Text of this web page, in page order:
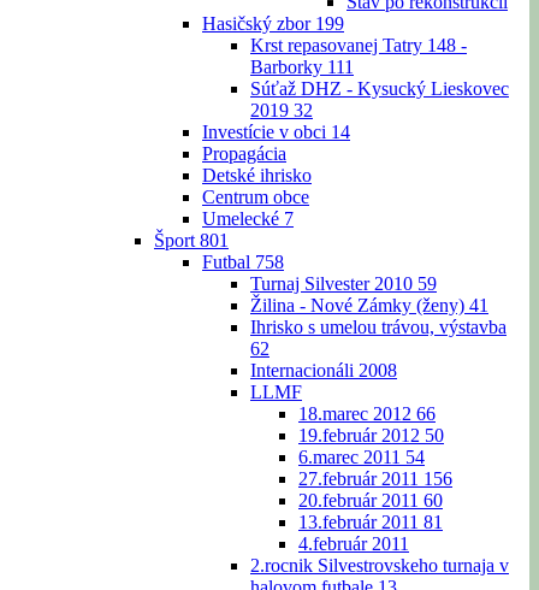
Hasičský zbor 199
Krst repasovanej Tatry 148 -
Barborky 111
Súťaž DHZ - Kysucký Lieskovec
2019 32
Investície v obci 14
Propagácia
Detské ihrisko
Centrum obce
Umelecké 7
Šport 801
Futbal 758
Turnaj Silvester 2010 59
Žilina - Nové Zámky (ženy) 41
Ihrisko s umelou trávou, výstavba
62
Internacionáli 2008
LLMF
18.marec 2012 66
19.február 2012 50
6.marec 2011 54
27.február 2011 156
20.február 2011 60
13.február 2011 81
4.február 2011
2.rocnik Silvestrovskeho turnaja v